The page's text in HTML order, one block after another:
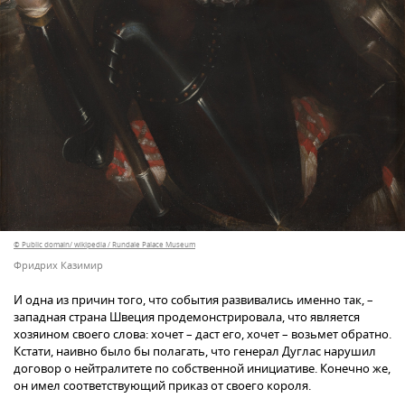
© Public domain/ wikipedia / Rundale Palace Museum
Фридрих Казимир
И одна из причин того, что события развивались именно так, –
западная страна Швеция продемонстрировала, что является
хозяином своего слова: хочет – даст его, хочет – возьмет обратно.
Кстати, наивно было бы полагать, что генерал Дуглас нарушил
договор о нейтралитете по собственной инициативе. Конечно же,
он имел соответствующий приказ от своего короля.